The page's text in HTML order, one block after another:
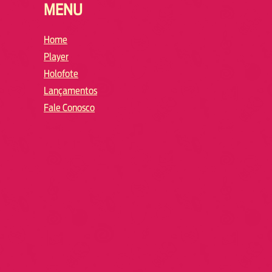
MENU
Home
Player
Holofote
Lançamentos
Fale Conosco